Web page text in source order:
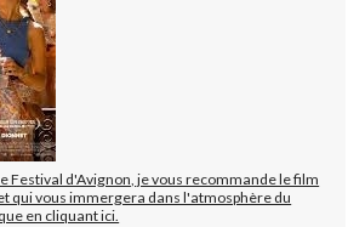
Festival d'Avignon, je vous recommande le film
qui vous immergera dans l'atmosphère du
en cliquant ici.